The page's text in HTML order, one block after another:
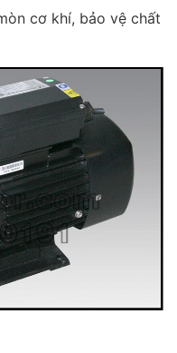
cơ khí, bảo vệ chất